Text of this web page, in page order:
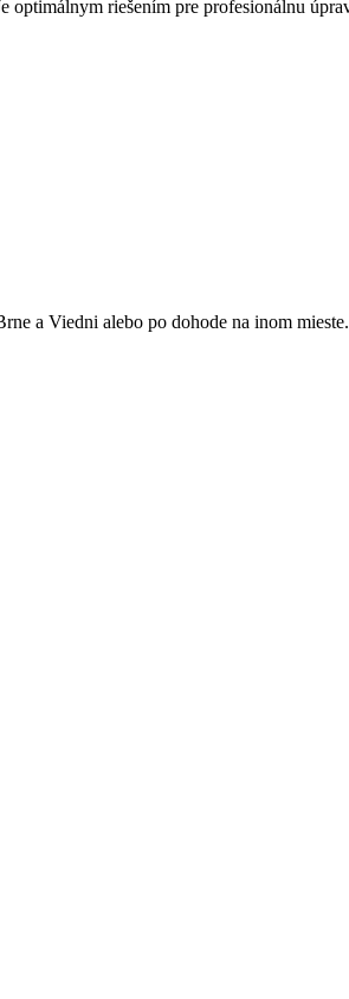
riešením pre profesionálnu
a Viedni alebo po dohode na inom mieste.